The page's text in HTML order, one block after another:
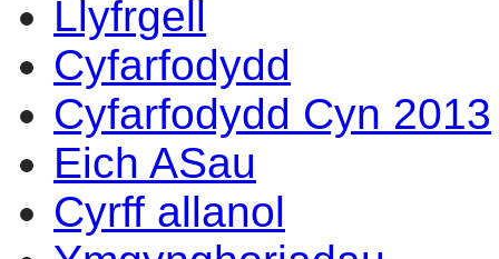
Llyfrgell
Cyfarfodydd
Cyfarfodydd Cyn 2013
Eich ASau
Cyrff allanol